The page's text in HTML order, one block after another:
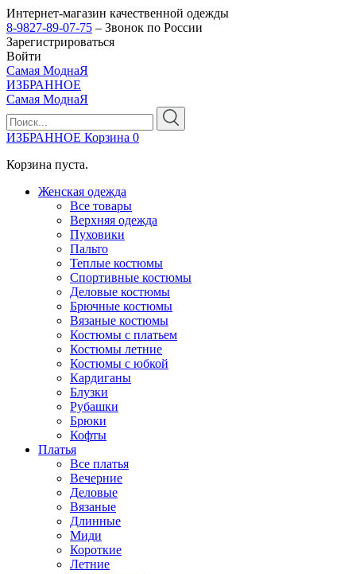
Интернет-магазин качественной одежды
8-9827-89-07-75 – Звонок по России
Зарегистрироваться
Войти
Самая МоднаЯ
ИЗБРАННОЕ
Самая МоднаЯ
ИЗБРАННОЕ Корзина 0
Корзина пуста.
Женская одежда
Все товары
Верхняя одежда
Пуховики
Пальто
Теплые костюмы
Спортивные костюмы
Деловые костюмы
Брючные костюмы
Вязаные костюмы
Костюмы с платьем
Костюмы летние
Костюмы с юбкой
Кардиганы
Блузки
Рубашки
Брюки
Кофты
Платья
Все платья
Вечерние
Деловые
Вязаные
Длинные
Миди
Короткие
Летние